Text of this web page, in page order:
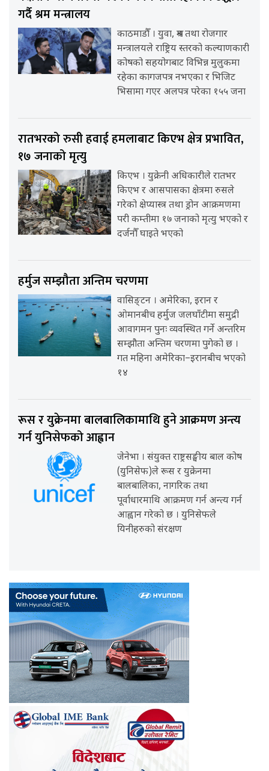
गर्दै श्रम मन्त्रालय
काठमाडौँ । युवा, श्रम तथा रोजगार
मन्त्रालयले राष्ट्रिय स्तरको कल्याणकारी
कोषको सहयोगबाट विभिन्न मुलुकमा
रहेका कागजपत्र नभएका र भिजिट
भिसामा गएर अलपत्र परेका १५५ जना
रातभरको रुसी हवाई हमलाबाट किएभ क्षेत्र प्रभावित,
१७ जनाको मृत्यु
किएभ । युक्रेनी अधिकारीले रातभर
किएभ र आसपासका क्षेत्रमा रुसले
गरेको क्षेप्यास्त्र तथा ड्रोन आक्रमणमा
परी कम्तीमा १७ जनाको मृत्यु भएको र
दर्जनौँ घाइते भएको
हर्मुज सम्झौता अन्तिम चरणमा
वासिङ्टन । अमेरिका, इरान र
ओमानबीच हर्मुज जलघाँटीमा समुद्री
आवागमन पुनः व्यवस्थित गर्ने अन्तरिम
सम्झौता अन्तिम चरणमा पुगेको छ ।
गत महिना अमेरिका–इरानबीच भएको
१४
रूस र युक्रेनमा बालबालिकामाथि हुने आक्रमण अन्त्य
गर्न युनिसेफको आह्वान
जेनेभा । संयुक्त राष्ट्रसङ्घीय बाल कोष
(युनिसेफ)ले रूस र युक्रेनमा
बालबालिका, नागरिक तथा
पूर्वाधारमाथि आक्रमण गर्न अन्त्य गर्न
आह्वान गरेको छ । युनिसेफले
यिनीहरुको संरक्षण